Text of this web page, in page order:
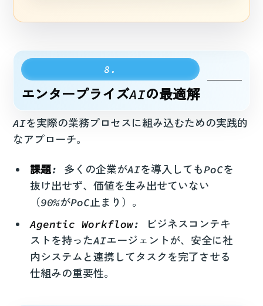
エンタープライズAIの最適解
AIを実際の業務プロセスに組み込むための実践的
なアプローチ。
課題: 多くの企業がAIを導入してもPoCを
抜け出せず、価値を生み出せていない
（90%がPoC止まり）。
Agentic Workflow: ビジネスコンテキ
ストを持ったAIエージェントが、安全に社
内システムと連携してタスクを完了させる
仕組みの重要性。